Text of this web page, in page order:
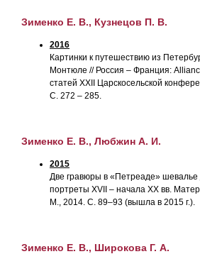
Зименко Е. В., Кузнецов П. В.
2016
Картинки к путешествию из
Монтюле // Россия – Франция:
статей XXII Царскосельской
С. 272 – 285.
Зименко Е. В., Любжин А. И.
2015
Две гравюры в «Петреаде» шевалье
портреты XVII – начала XX вв.
М., 2014. С. 89–93 (вышла в 2015 г.).
Зименко Е. В., Широкова Г. А.